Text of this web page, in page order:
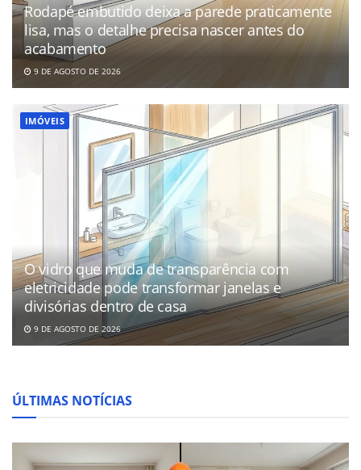
Rodapé embutido deixa a parede praticamente
lisa, mas o detalhe precisa nascer antes do
acabamento
9 DE AGOSTO DE 2026
IMÓVEIS
O vidro que muda de transparência com
eletricidade pode transformar janelas e
divisórias dentro de casa
9 DE AGOSTO DE 2026
ÚLTIMAS NOTÍCIAS